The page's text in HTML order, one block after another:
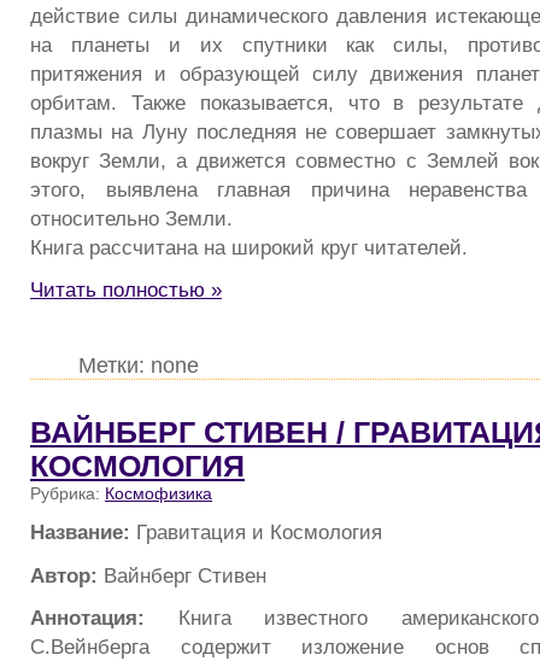
действие силы динамического давления
на планеты и их спутники как силы,
притяжения и образующей силу движения
орбитам. Также показывается, что в результате
плазмы на Луну последняя не совершает
вокруг Земли, а движется совместно с Землей
этого, выявлена главная причина
относительно Земли.
Книга рассчитана на широкий круг читателей.
Читать полностью »
Метки: none
ВАЙНБЕРГ СТИВЕН /
КОСМОЛОГИЯ
Рубрика: Космофизика
Название: Гравитация и Космология
Автор: Вайнберг Стивен
Аннотация: Книга известного
С.Вейнберга содержит изложение основ